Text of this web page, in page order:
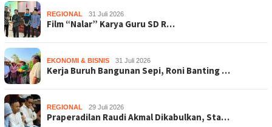
REGIONAL 31 Juli 2026
Film “Nalar” Karya Guru SD R…
EKONOMI & BISNIS 31 Juli 2026
Kerja Buruh Bangunan Sepi, Roni Banting …
REGIONAL 29 Juli 2026
Praperadilan Raudi Akmal Dikabulkan, Sta…